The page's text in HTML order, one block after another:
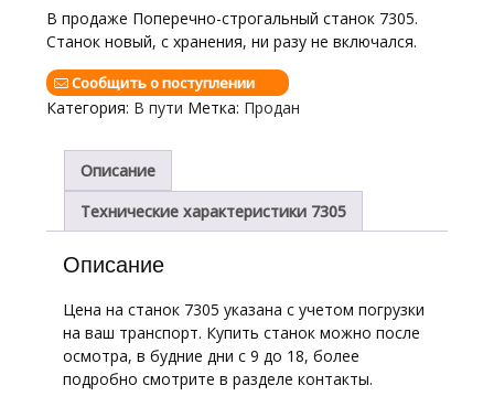
В продаже Поперечно-строгальный станок 7305.
Станок новый, с хранения, ни разу не включался.
Сообщить о поступлении
Категория: В пути Метка: Продан
Описание
Технические характеристики 7305
Описание
Цена на станок 7305 указана с учетом погрузки
на ваш транспорт. Купить станок можно после
осмотра, в будние дни с 9 до 18, более
подробно смотрите в разделе контакты.